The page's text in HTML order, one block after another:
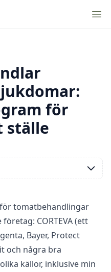
för
ställe
tomatbehandlingar
CORTEVA (ett
Bayer, Protect
och några bra
källor, inklusive min